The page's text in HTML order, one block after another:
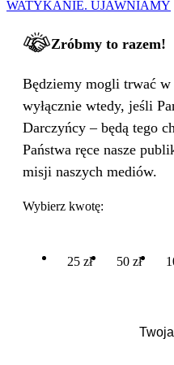
WATYKANIE. UJAWNIAMY
Zróbmy to razem!
Będziemy mogli trwać w
wyłącznie wtedy, jeśli
Darczyńcy – będą tego
Państwa ręce nasze
misji naszych mediów.
Wybierz kwotę:
25 zł 50 zł